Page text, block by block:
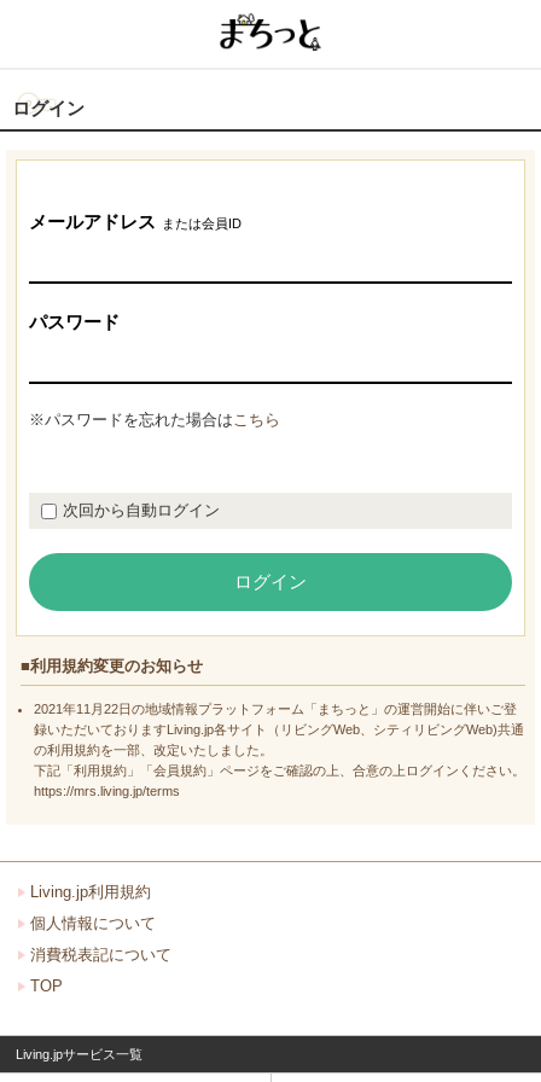
ログイン
メールアドレス または会員ID
パスワード
※パスワードを忘れた場合はこちら
次回から自動ログイン
ログイン
■利用規約変更のお知らせ
2021年11月22日の地域情報プラットフォーム「まちっと」の運営開始に伴いご登
録いただいておりますLiving.jp各サイト（リビングWeb、シティリビングWeb)共通
の利用規約を一部、改定いたしました。
下記「利用規約」「会員規約」ページをご確認の上、合意の上ログインください。
https://mrs.living.jp/terms
Living.jp利用規約
個人情報について
消費税表記について
TOP
Living.jpサービス一覧